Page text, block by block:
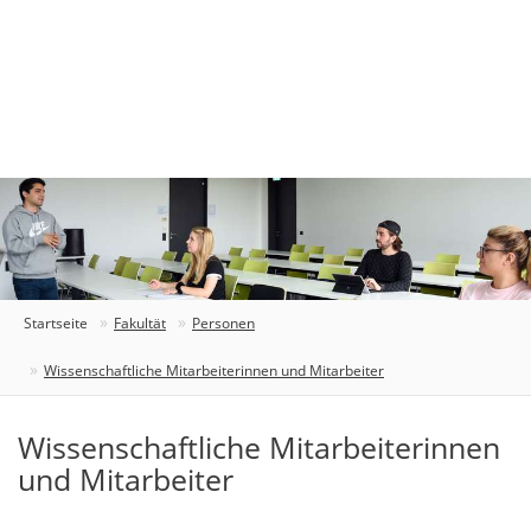
Startseite Fakultät Personen
Wissenschaftliche Mitarbeiterinnen und Mitarbeiter
Wissenschaftliche Mitarbeiterinnen
und Mitarbeiter